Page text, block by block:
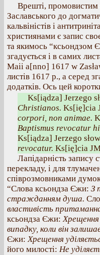
Врешті, промовистим
Заславського до
кальвіністів і
християнами є запис
та якимось “ксьондзом
згадується і в самих
Maii a[nno] 1617 w
листів 1617 р., а серед
додатків. Ось цей
Ks[iądza] Jerzego
Christianos. Ks[ię]cia
corpori, non animae.
Baptismus revocatur
Ks[iądza] Jerzego
revocatur. Ks[ię]cia
Лапідарність запису
перекладу, і для
співрозмовниками
“Слова ксьондза Єжи: З
стражданням душа.
властивість
ксьондза Єжи:Хрещення
випадку, коли він
Єжи:Хрещення
його милості: Не